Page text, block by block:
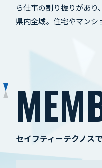
ら仕事の割り振りがあ
県内全域。住宅やマンシ
セイフティーテクノス